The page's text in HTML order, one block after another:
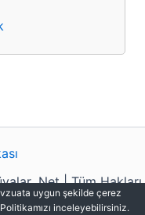
.Net | Tüm Hakları
uygun şekilde çerez
inceleyebilirsiniz.